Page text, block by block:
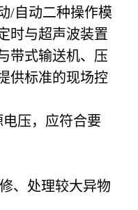
/自动二种操作模
时与超声波装置
带式输送机、压
供标准的现场控
压，应符合要
、处理较大异物